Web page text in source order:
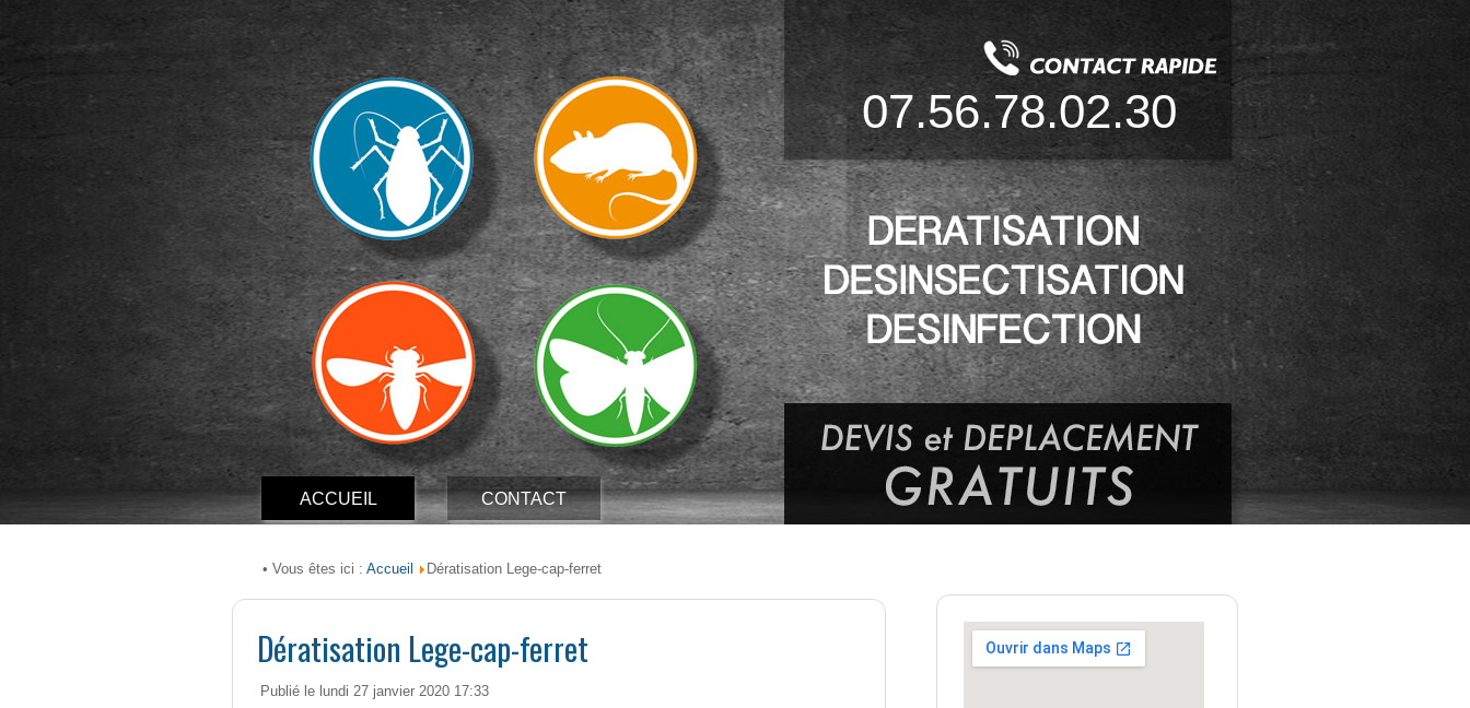
07.56.78.02.30
ACCUEIL CONTACT
• Vous êtes ici : Accueil Dératisation Lege-cap-ferret
Dératisation Lege-cap-ferret
Publié le lundi 27 janvier 2020 17:33